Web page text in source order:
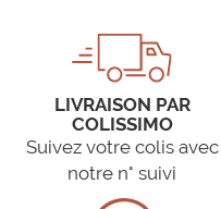
LIVRAISON PAR
COLISSIMO
Suivez votre colis avec
notre n° suivi